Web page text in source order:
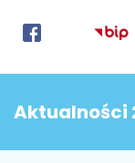
Aktualności